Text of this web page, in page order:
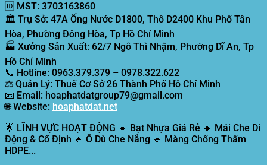
🆔 MST: 3703163860
🏛️ Trụ Sở: 47A Ống Nước D1800, Thô D2400 Khu Phố Tân
Hòa, Phường Đông Hòa, Tp Hồ Chí Minh
🏭 Xưởng Sản Xuất: 62/7 Ngô Thì Nhậm, Phường Dĩ An, Tp
Hồ Chí Minh
📞 Hotline: 0963.379.379 – 0978.322.622
⚖️ Quản Lý: Thuế Cơ Sở 26 Thành Phố Hồ Chí Minh
📧 Email: hoaphatdatgroup79@gmail.com
🌐Website: hoaphatdat.net
🌟 LĨNH VỰC HOẠT ĐỘNG 🔹 Bạt Nhựa Giá Rẻ 🔹 Mái Che Di
Động & Cố Định 🔹 Ô Dù Che Nắng 🔹 Màng Chống Thấm
HDPE...